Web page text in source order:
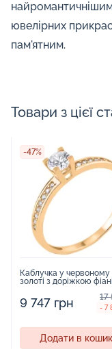
ювелірних
пам'ятним.
Товари з цієї
-47%
Каблучка у червоному
золоті з доріжкою
9 747 грн 17
- 7
Додати в кошик